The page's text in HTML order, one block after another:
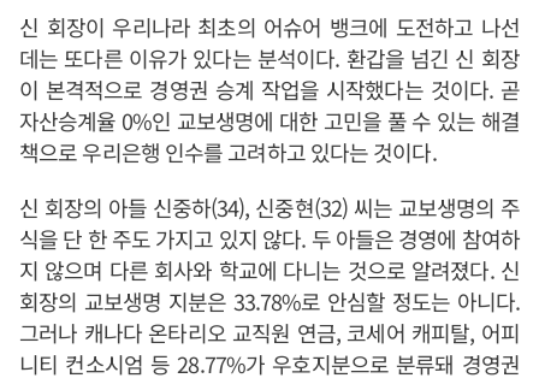
신 회장이 우리나라 최초의 어슈어 뱅크에 도전하고 나선
데는 또다른 이유가 있다는 분석이다. 환갑을 넘긴 신 회장
이 본격적으로 경영권 승계 작업을 시작했다는 것이다. 곧
자산승계율 0%인 교보생명에 대한 고민을 풀 수 있는 해결
책으로 우리은행 인수를 고려하고 있다는 것이다.
신 회장의 아들 신중하(34), 신중현(32) 씨는 교보생명의 주
식을 단 한 주도 가지고 있지 않다. 두 아들은 경영에 참여하
지 않으며 다른 회사와 학교에 다니는 것으로 알려졌다. 신
회장의 교보생명 지분은 33.78%로 안심할 정도는 아니다.
그러나 캐나다 온타리오 교직원 연금, 코세어 캐피탈, 어피
니티 컨소시엄 등 28.77%가 우호지분으로 분류돼 경영권